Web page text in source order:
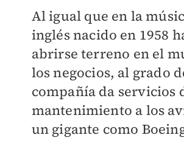
Al igual que en la
inglés nacido en 1958
abrirse terreno en el
los negocios, al grado
compañía da servicios
mantenimiento a los
un gigante como